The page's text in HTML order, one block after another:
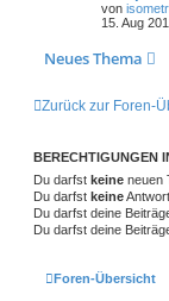
von
15. Aug
Neues Thema
Zurück zur Foren-
BERECHTIGUNGEN
Du darfst keine neuen
Du darfst keine
Du darfst deine
Du darfst deine
Foren-Übersicht